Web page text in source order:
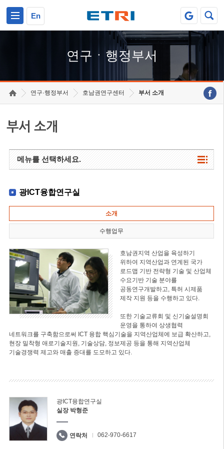
En
연구ㆍ행정부서
연구·행정부서 호남권연구센터 부서 소개
부서 소개
메뉴를 선택하세요.
광ICT융합연구실
소개
수행업무
호남권지역 산업을 육성하기
위하여 지역산업과 연계된 국가
로드맵 기반 전략형 기술 및 산업체
수요기반 기술 분야를
공동연구개발하고, 특허 시제품
제작 지원 등을 수행하고 있다.
또한 기술교류회 및 신기술설명회
운영을 통하여 상생협력
네트워크를 구축함으로써 ICT 융합 핵심기술을 지역산업체에 보급 확산하고,
현장 밀착형 애로기술지원, 기술상담, 정보제공 등을 통해 지역산업체
기술경쟁력 제고와 매출 증대를 도모하고 있다.
광ICT융합연구실
실장 박형준
연락처 062-970-6617